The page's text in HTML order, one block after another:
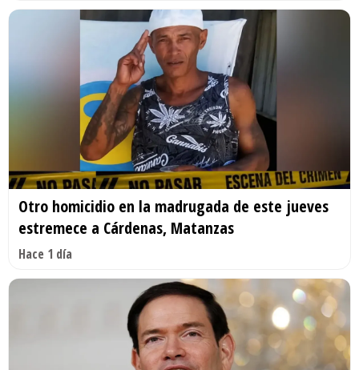
Otro homicidio en la madrugada de este jueves
estremece a Cárdenas, Matanzas
Hace 1 día